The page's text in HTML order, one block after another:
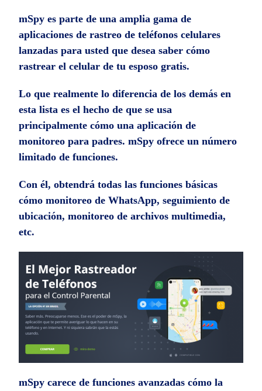
mSpy es parte de una amplia gama de
aplicaciones de rastreo de teléfonos celulares
lanzadas para usted que desea saber cómo
rastrear el celular de tu esposo gratis.
Lo que realmente lo diferencia de los demás en
esta lista es el hecho de que se usa
principalmente cómo una aplicación de
monitoreo para padres. mSpy ofrece un número
limitado de funciones.
Con él, obtendrá todas las funciones básicas
cómo monitoreo de WhatsApp, seguimiento de
ubicación, monitoreo de archivos multimedia,
etc.
mSpy carece de funciones avanzadas cómo la